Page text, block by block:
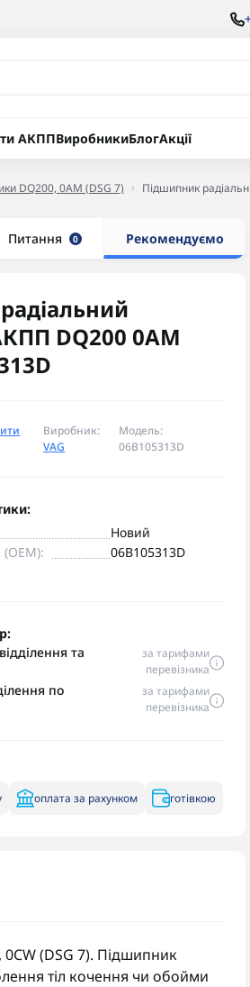
АКППВиробникиБлогАкції
DQ200, 0AM (DSG 7) Підшипник
Питання 0 Рекомендуємо
DQ200 0AM
Виробник:
VAG
Модель:
06B105313D
Новий
06B105313D
та
за тарифами
перевізника
по
за тарифами
перевізника
оплата за рахунком готівкою
(DSG 7). Підшипник
тіл кочення чи обойми